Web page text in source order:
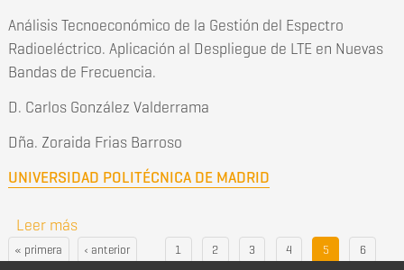
Análisis Tecnoeconómico de la Gestión del Espectro
Radioeléctrico. Aplicación al Despliegue de LTE en Nuevas
Bandas de Frecuencia.
D. Carlos González Valderrama
Dña. Zoraida Frias Barroso
UNIVERSIDAD POLITÉCNICA DE MADRID
Leer mássobre Premio COIT-AEIT en Gestión, Economía y
Regulación de las Telecomunicaciones.
« primera ‹ anterior 1 2 3 4 5 6